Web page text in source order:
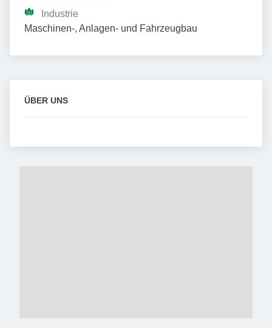
Industrie
Maschinen-, Anlagen- und Fahrzeugbau
ÜBER UNS